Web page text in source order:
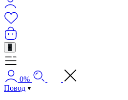
+
0%
Повод